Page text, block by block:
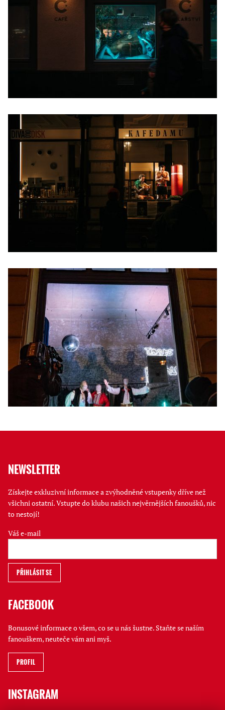
NEWSLETTER
Získejte exkluzivní informace a zvýhodněné vstupenky dříve než
všichni ostatní. Vstupte do klubu našich nejvěrnějších fanoušků, nic
to nestojí!
Váš e-mail
FACEBOOK
Bonusové informace o všem, co se u nás šustne. Staňte se naším
fanouškem, neuteče vám ani myš.
PROFIL
INSTAGRAM